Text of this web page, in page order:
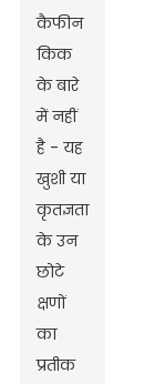
कैफीन
किक
के बारे
में नहीं
है - यह
खुशी या
कृतज्ञता
के उन
छोटे
क्षणों
का
प्रतीक